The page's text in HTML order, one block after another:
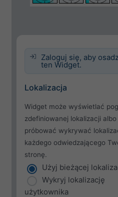
Zaloguj się, aby
ten Widget.
Lokalizacja
Widget może wyświetlać
zdefiniowanej lokalizacji albo
próbować wykrywać
każdego odwiedzającego
stronę.
Użyj bieżącej
Wykryj lokalizację
użytkownika